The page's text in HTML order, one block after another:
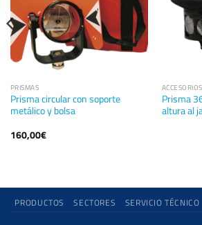
PRISMAS
Prisma circular con soporte
metálico y bolsa
160,00€
Prisma
altura al
PRODUCTOS SECTORES SERVICIO TÉCNICO